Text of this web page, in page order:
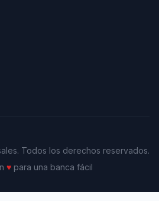
Todos los derechos reservados.
♥para una banca fácil